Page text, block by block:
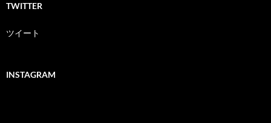
TWITTER
ツイート
INSTAGRAM